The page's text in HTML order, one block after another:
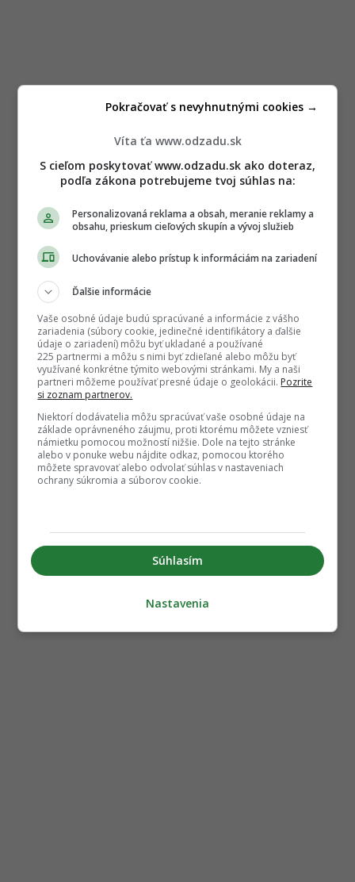
Víta ťa www.odzadu.sk
S cieľom poskytovať www.odzadu.sk ako doteraz,
podľa zákona potrebujeme tvoj súhlas na:
Personalizovaná reklama a obsah, meranie reklamy a
obsahu, prieskum cieľových skupín a vývoj služieb
Uchovávanie alebo prístup k informáciám na zariadení
Ďalšie informácie
Vaše osobné údaje budú spracúvané a informácie z vášho
zariadenia (súbory cookie, jedinečné identifikátory a ďalšie
údaje o zariadení) môžu byť ukladané a používané
225 partnermi a môžu s nimi byť zdieľané alebo môžu byť
využívané konkrétne týmito webovými stránkami. My a naši
partneri môžeme používať presné údaje o geolokácii. Pozrite
si zoznam partnerov.
Niektorí dodávatelia môžu spracúvať vaše osobné údaje na
základe oprávneného záujmu, proti ktorému môžete vzniesť
námietku pomocou možností nižšie. Dole na tejto stránke
alebo v ponuke webu nájdite odkaz, pomocou ktorého
môžete spravovať alebo odvolať súhlas v nastaveniach
ochrany súkromia a súborov cookie.
Súhlasím
Pokračovať s nevyhnutnými cookies →
Nastavenia